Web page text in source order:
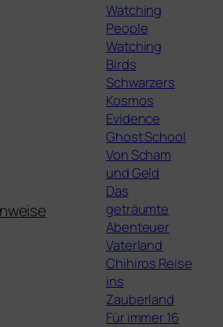
Watching
People
Watching
Birds
Schwarzers
Kosmos
Evidence
Ghost School
Von Scham
und Geld
Das
geträumte
Abenteuer
Vaterland
Chihiros Reise
ins
Zauberland
Für immer 16